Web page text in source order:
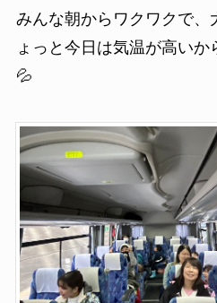
みんな朝からワクワクで
ょっと今日は気温が高い
💦